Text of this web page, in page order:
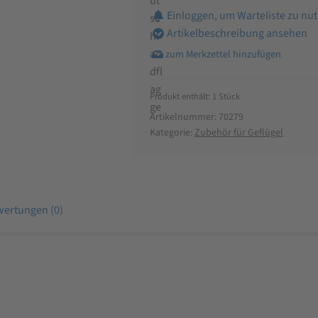
Einloggen, um Warteliste zu
Artikelbeschreibung ansehen
Produkt enthält: 1 Stück
Artikelnummer: 70279
Kategorie: Zubehör für Geflügel
(0)